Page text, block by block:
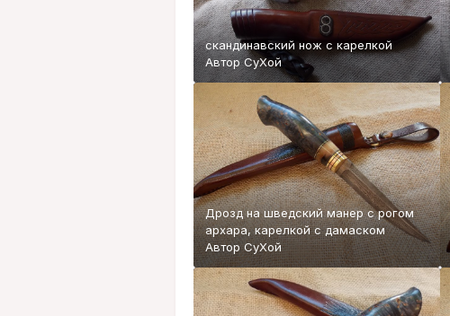
скандинавский нож с карелкой
АвторСуХой
Дрозд на шведский манер с рогом
архара, карелкой с дамаском
Автор СуХой